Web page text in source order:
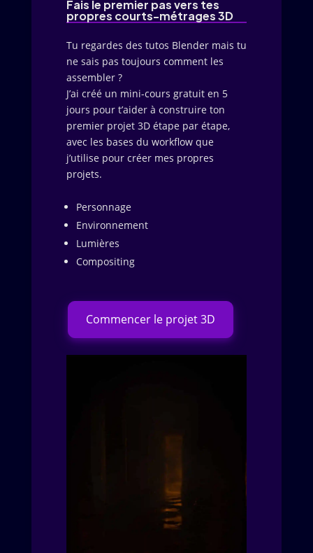
Fais le premier pas vers tes
propres courts-métrages 3D
Tu regardes des tutos Blender mais tu
ne sais pas toujours comment les
assembler ?
J’ai créé un mini-cours gratuit en 5
jours pour t’aider à construire ton
premier projet 3D étape par étape,
avec les bases du workflow que
j’utilise pour créer mes propres
projets.
Personnage
Environnement
Lumières
Compositing
Commencer le projet 3D